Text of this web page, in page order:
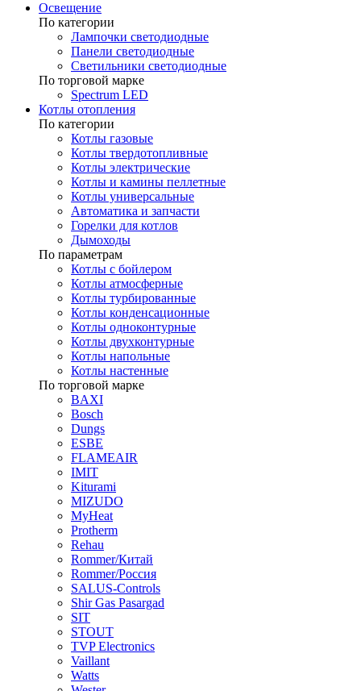
Освещение
По категории
Лампочки светодиодные
Панели светодиодные
Светильники светодиодные
По торговой марке
Spectrum LED
Котлы отопления
По категории
Котлы газовые
Котлы твердотопливные
Котлы электрические
Котлы и камины пеллетные
Котлы универсальные
Автоматика и запчасти
Горелки для котлов
Дымоходы
По параметрам
Котлы с бойлером
Котлы атмосферные
Котлы турбированные
Котлы конденсационные
Котлы одноконтурные
Котлы двухконтурные
Котлы напольные
Котлы настенные
По торговой марке
BAXI
Bosch
Dungs
ESBE
FLAMEAIR
IMIT
Kiturami
MIZUDO
MyHeat
Protherm
Rehau
Rommer/Китай
Rommer/Россия
SALUS-Controls
Shir Gas Pasargad
SIT
STOUT
TVP Electronics
Vaillant
Watts